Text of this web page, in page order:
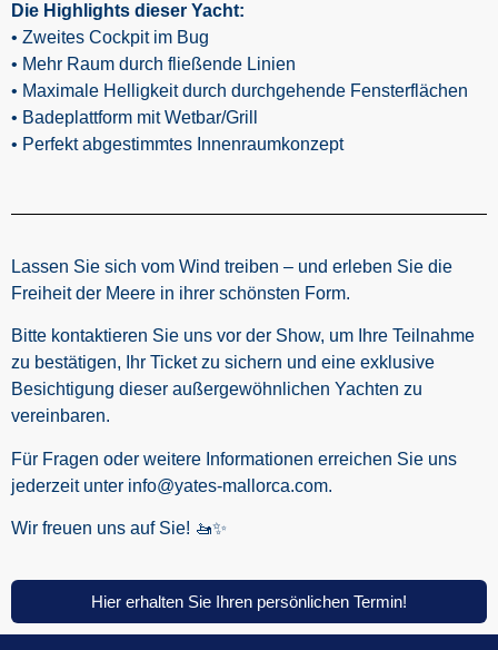
Die Highlights dieser Yacht:
• Zweites Cockpit im Bug
• Mehr Raum durch fließende Linien
• Maximale Helligkeit durch durchgehende Fensterflächen
• Badeplattform mit Wetbar/Grill
• Perfekt abgestimmtes Innenraumkonzept
Lassen Sie sich vom Wind treiben – und erleben Sie die
Freiheit der Meere in ihrer schönsten Form.
Bitte kontaktieren Sie uns vor der Show, um Ihre Teilnahme
zu bestätigen, Ihr Ticket zu sichern und eine exklusive
Besichtigung dieser außergewöhnlichen Yachten zu
vereinbaren.
Für Fragen oder weitere Informationen erreichen Sie uns
jederzeit unter info@yates-mallorca.com.
Wir freuen uns auf Sie! 🚤✨
Hier erhalten Sie Ihren persönlichen Termin!